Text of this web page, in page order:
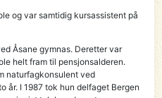
og var samtidig kursassistent på
Åsane gymnas. Deretter var
helt fram til pensjonsalderen.
naturfagkonsulent ved
år. I 1987 tok hun delfaget Bergen